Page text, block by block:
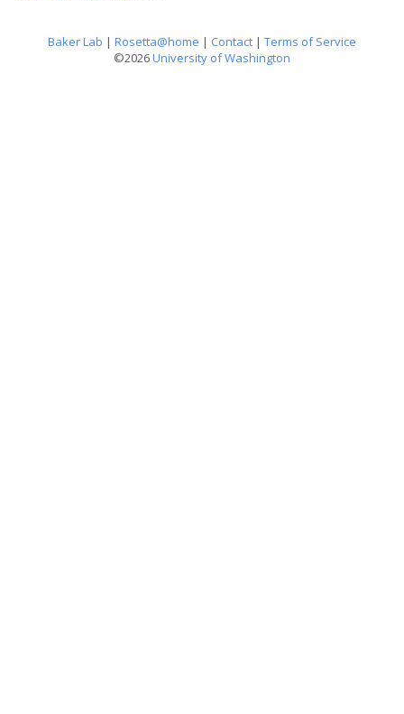
Baker Lab | Rosetta@home | Contact | Terms of Service
©2026University of Washington